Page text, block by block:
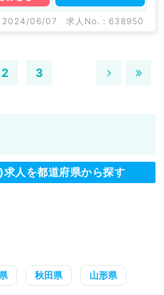
2024/06/07 求人No. : 638950
2 3
人を都道府県から探す
秋田県 山形県